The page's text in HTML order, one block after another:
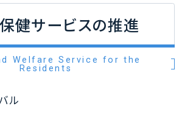
健サービスの推進
Welfare Service for the
Residents
ル